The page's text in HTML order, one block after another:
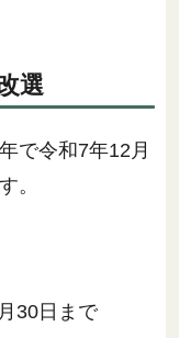
選
で令和7年12月
。
30日まで